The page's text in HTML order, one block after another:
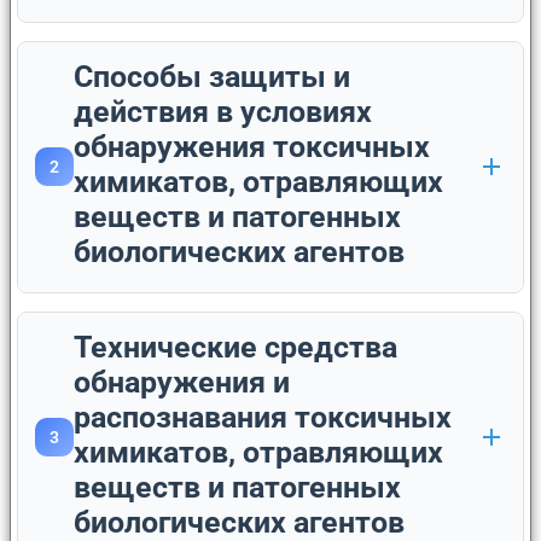
2
Способы защиты и
действия в условиях
обнаружения токсичных
химикатов, отравляющих
веществ и патогенных
биологических агентов
3
Технические средства
обнаружения и
распознавания токсичных
химикатов, отравляющих
веществ и патогенных
биологических агентов